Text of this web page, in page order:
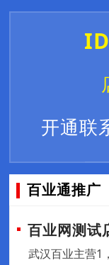
开通联
百业通推广
百业网测试
武汉百业主营1